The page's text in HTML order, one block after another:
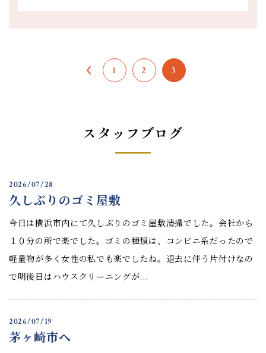
1 2 3
スタッフブログ
2026/07/28
久しぶりのゴミ屋敷
今日は横浜市内にて久しぶりのゴミ屋敷清掃でした。会社から
１０分の所で楽でした。ゴミの種類は、コンビニ系だったので
軽量物が多く女性の私でも楽でしたね。退去に伴う片付けなの
で明後日はハウスクリーニングが...
2026/07/19
茅ヶ崎市へ